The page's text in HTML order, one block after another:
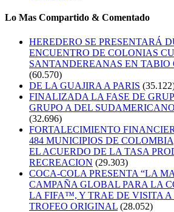
Lo Mas Compartido & Comentado
HEREDERO SE PRESENTARÁ
ENCUENTRO DE COLONIAS
SANTANDEREANAS EN
(60.570)
DE LA GUAJIRA A PARIS
FINALIZADA LA FASE DE
GRUPO A DEL
(32.696)
FORTALECIMIENTO
484 MUNICIPIOS DE
EL ACUERDO DE LA TASA
RECREACION (29.303)
COCA-COLA PRESENTA “LA
CAMPAÑA GLOBAL PARA LA
LA FIFA™, Y TRAE DE VISITA A
TROFEO ORIGINAL (28.052)